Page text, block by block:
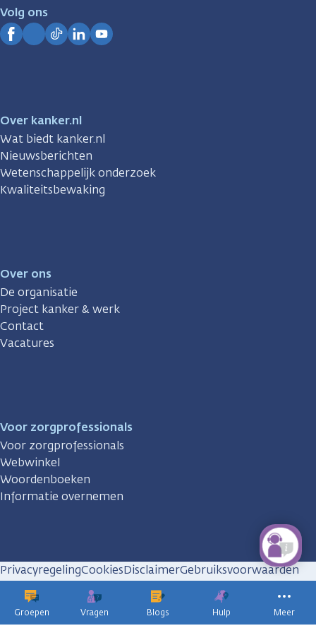
Groepen Vragen Blogs Hulp Meer
Volg ons
Over kanker.nl
Wat biedt kanker.nl
Nieuwsberichten
Wetenschappelijk onderzoek
Kwaliteitsbewaking
Over ons
De organisatie
Project kanker & werk
Contact
Vacatures
Voor zorgprofessionals
Voor zorgprofessionals
Webwinkel
Woordenboeken
Informatie overnemen
PrivacyregelingCookiesDisclaimerGebruiksvoorwaarden
Huisregels